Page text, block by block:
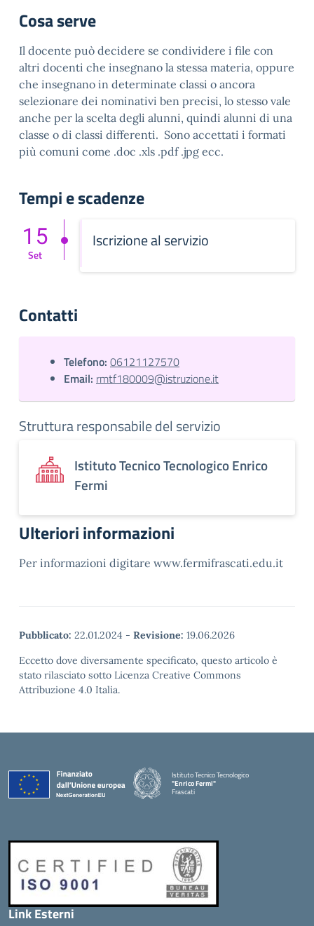
Cosa serve
Il docente può decidere se condividere i file con
altri docenti che insegnano la stessa materia, oppure
che insegnano in determinate classi o ancora
selezionare dei nominativi ben precisi, lo stesso vale
anche per la scelta degli alunni, quindi alunni di una
classe o di classi differenti. Sono accettati i formati
più comuni come .doc .xls .pdf .jpg ecc.
Tempi e scadenze
Iscrizione al servizio
15
Set
Contatti
Telefono: 06121127570
Email: rmtf180009@istruzione.it
Struttura responsabile del servizio
Istituto Tecnico Tecnologico Enrico
Fermi
Ulteriori informazioni
Per informazioni digitare www.fermifrascati.edu.it
Pubblicato: 22.01.2024 - Revisione: 19.06.2026
Eccetto dove diversamente specificato, questo articolo è
stato rilasciato sotto Licenza Creative Commons
Attribuzione 4.0 Italia.
Istituto Tecnico Tecnologico
"Enrico Fermi"
Frascati
Link Esterni